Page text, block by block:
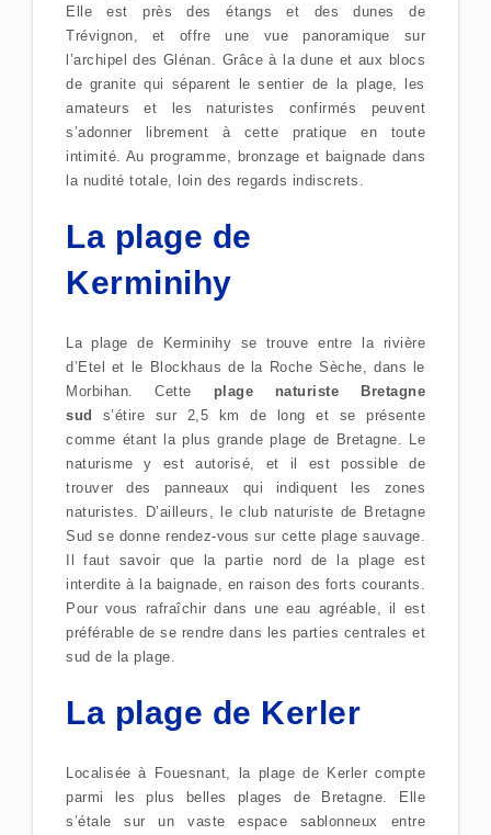
Elle est près des étangs et des dunes de
Trévignon, et offre une vue panoramique sur
l’archipel des Glénan. Grâce à la dune et aux blocs
de granite qui séparent le sentier de la plage, les
amateurs et les naturistes confirmés peuvent
s’adonner librement à cette pratique en toute
intimité. Au programme, bronzage et baignade dans
la nudité totale, loin des regards indiscrets.
La plage de
Kerminihy
La plage de Kerminihy se trouve entre la rivière
d’Etel et le Blockhaus de la Roche Sèche, dans le
Morbihan. Cette plage naturiste Bretagne
sud s’étire sur 2,5 km de long et se présente
comme étant la plus grande plage de Bretagne. Le
naturisme y est autorisé, et il est possible de
trouver des panneaux qui indiquent les zones
naturistes. D’ailleurs, le club naturiste de Bretagne
Sud se donne rendez-vous sur cette plage sauvage.
Il faut savoir que la partie nord de la plage est
interdite à la baignade, en raison des forts courants.
Pour vous rafraîchir dans une eau agréable, il est
préférable de se rendre dans les parties centrales et
sud de la plage.
La plage de Kerler
Localisée à Fouesnant, la plage de Kerler compte
parmi les plus belles plages de Bretagne. Elle
s’étale sur un vaste espace sablonneux entre